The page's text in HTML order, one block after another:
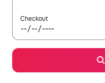
Checkout